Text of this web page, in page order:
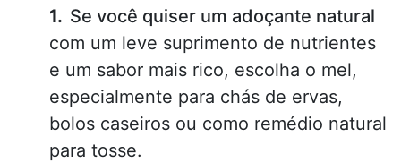
Se você quiser um adoçante natural
com um leve suprimento de nutrientes
e um sabor mais rico, escolha o mel,
especialmente para chás de ervas,
bolos caseiros ou como remédio natural
para tosse.